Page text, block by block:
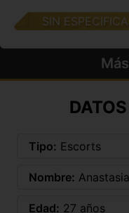
SIN
Tipo: Escorts
Nombre: Anastasia
Edad: 27 años